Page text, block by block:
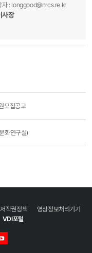
: longgood@nrcs.re.kr
사장
모집공고
화연구실)
저작권정책
영상정보처리기기
VDI포털